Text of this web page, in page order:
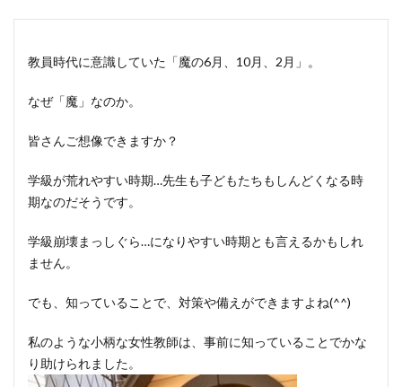
教員時代に意識していた「魔の6月、10月、2月」。
なぜ「魔」なのか。
皆さんご想像できますか？
学級が荒れやすい時期…先生も子どもたちもしんどくなる時
期なのだそうです。
学級崩壊まっしぐら…になりやすい時期とも言えるかもしれ
ません。
でも、知っていることで、対策や備えができますよね(^^)
私のような小柄な女性教師は、事前に知っていることでかな
り助けられました。